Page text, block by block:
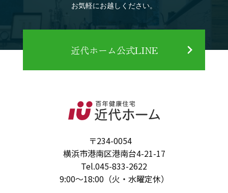
お気軽にお越しください。
近代ホーム公式LINE
〒234-0054
横浜市港南区港南台4-21-17
Tel.045-833-2622
9:00～18:00（火・水曜定休）